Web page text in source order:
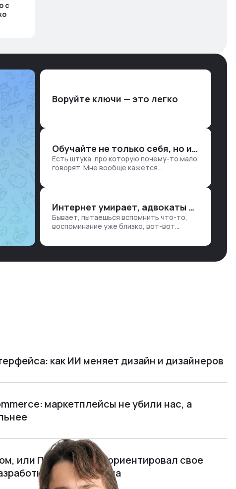
с
Воруйте ключи — это легко
Обучайте не только себя, но и клиентов
Есть штука, про которую почему-то мало
говорят. Мне вообще кажется
е…
Интернет умирает, адвокаты и судьи в растерянности, а я хочу песню
Бывает, пытаешься вспомнить что-то,
воспоминание уже близко, вот-вот
но… Нет. И так часами. Или днями. А то и
как ИИ меняет дизайн и дизайнеров
маркетплейсы не убили нас, а
или Почему я переориентировал свое
полного цикла